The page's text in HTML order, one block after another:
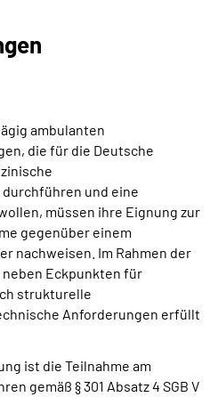
(DGS)
ambulanten
die für die Deutsche
und eine
müssen ihre Eignung zur
gegenüber einem
nachweisen. Im Rahmen der
Eckpunkten für
strukturelle
Anforderungen erfüllt
ist die Teilnahme am
gemäß § 301 Absatz 4 SGB V